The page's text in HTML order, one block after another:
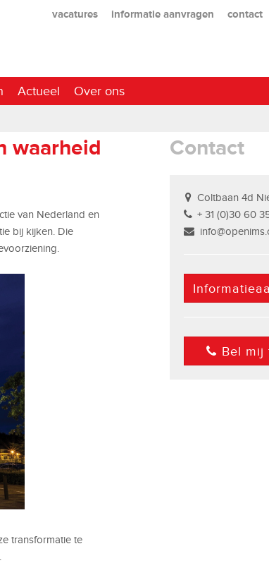
vacatures informatie aanvragen contact
Actueel Over ons
waarheid
van Nederland en
bij kijken. Die
transformatie te
Contact
Coltbaan 4d
+ 31 (0)30 60
Bel mij